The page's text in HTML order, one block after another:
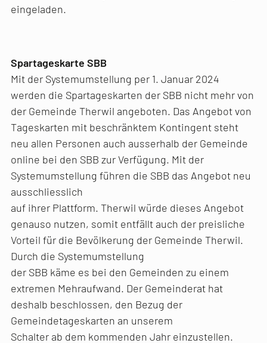
eingeladen.
Spartageskarte SBB
Mit der Systemumstellung per 1. Januar 2024
werden die Spartageskarten der SBB nicht mehr von
der Gemeinde Therwil angeboten. Das Angebot von
Tageskarten mit beschränktem Kontingent steht
neu allen Personen auch ausserhalb der Gemeinde
online bei den SBB zur Verfügung. Mit der
Systemumstellung führen die SBB das Angebot neu
ausschliesslich
auf ihrer Plattform. Therwil würde dieses Angebot
genauso nutzen, somit entfällt auch der preisliche
Vorteil für die Bevölkerung der Gemeinde Therwil.
Durch die Systemumstellung
der SBB käme es bei den Gemeinden zu einem
extremen Mehraufwand. Der Gemeinderat hat
deshalb beschlossen, den Bezug der
Gemeindetageskarten an unserem
Schalter ab dem kommenden Jahr einzustellen.